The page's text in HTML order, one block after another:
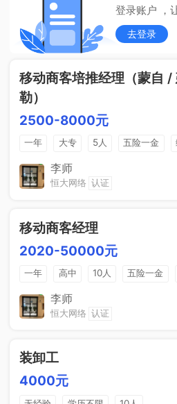
登录账户 ，
去登录
移动商客培推经理（蒙自 /
勒）
2500-8000元
一年 大专 5人 五险一金
销售奖金李师
恒大网络 认证
移动商客经理
2020-50000元
一年 高中 10人 五险一金
销售奖金李师
恒大网络 认证
装卸工
4000元